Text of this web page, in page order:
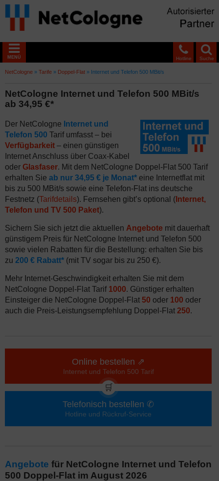
Suche
Hotline
MENÜ
NetCologne » Tarife » Doppel-Flat » Internet und Telefon 500 MBit/s
NetCologne Internet und Telefon 500 MBit/s
ab 34,95 €*
Der NetCologne Internet und
Telefon 500 Tarif umfasst – bei
Verfügbarkeit – einen günstigen
Internet Anschluss über Coax-Kabel
oder Glasfaser. Mit dem NetCologne Doppel-Flat 500 Tarif
erhalten Sie ab nur 34,95 € je Monat* eine Internetflat mit
bis zu 500 MBit/s sowie eine Telefon-Flat ins deutsche
Festnetz (Tarifdetails). Fernsehen gibt’s optional ( Internet,
Telefon und TV 500 Paket).
Sichern Sie sich jetzt die aktuellen Angebote mit dauerhaft
günstigem Preis für NetCologne Internet und Telefon 500
sowie vielen Rabatten für die Bestellung: erhalten Sie bis
zu 200 € Rabatt* (mit TV sogar bis zu 250 €).
Mehr Internet-Geschwindigkeit erhalten Sie mit dem
NetCologne Doppel-Flat Tarif 1000. Günstiger erhalten
Einsteiger die NetCologne Doppel-Flat 50 oder 100 oder
auch die Preis-Leistungsempfehlung Doppel-Flat 250.
Online bestellen ⇗
Internet und Telefon 500 Tarif
🛒
Telefonisch bestellen ✆
Hotline und Rückruf-Service
Angebote für NetCologne Internet und Telefon
500 Doppel-Flat im August 2026